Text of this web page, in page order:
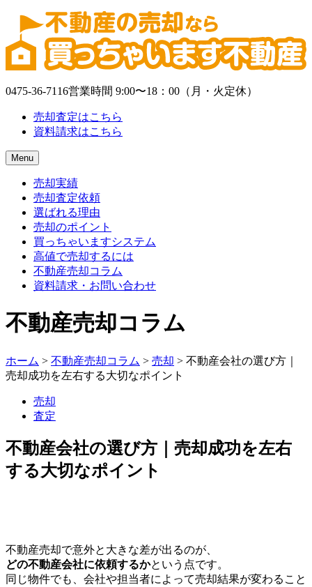
0475-36-7116営業時間 9:00〜18：00（月・火定休）
売却査定はこちら
資料請求はこちら
Menu
売却実績
売却査定依頼
選ばれる理由
売却のポイント
買っちゃいますシステム
高値で売却するには
不動産売却コラム
資料請求・お問い合わせ
不動産売却コラム
ホーム > 不動産売却コラム > 売却 > 不動産会社の選び方｜
売却成功を左右する大切なポイント
売却
査定
不動産会社の選び方｜売却成功を左右
する大切なポイント
不動産売却で意外と大きな差が出るのが、
どの不動産会社に依頼するかという点です。
同じ物件でも、会社や担当者によって売却結果が変わること